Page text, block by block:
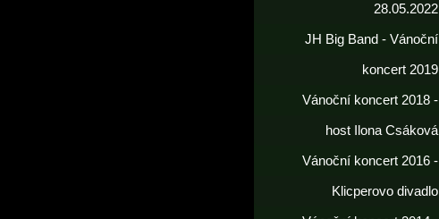
28.05.2022
JH Big Band - Vánoční
koncert 2019
Vánoční koncert 2018 -
host Ilona Csáková
Vánoční koncert 2016 -
Klicperovo divadlo